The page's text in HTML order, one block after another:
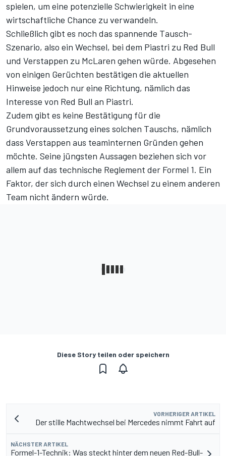
spielen, um eine potenzielle Schwierigkeit in eine
wirtschaftliche Chance zu verwandeln.
Schließlich gibt es noch das spannende Tausch-
Szenario, also ein Wechsel, bei dem Piastri zu Red Bull
und Verstappen zu McLaren gehen würde. Abgesehen
von einigen Gerüchten bestätigen die aktuellen
Hinweise jedoch nur eine Richtung, nämlich das
Interesse von Red Bull an Piastri.
Zudem gibt es keine Bestätigung für die
Grundvoraussetzung eines solchen Tauschs, nämlich
dass Verstappen aus teaminternen Gründen gehen
möchte. Seine jüngsten Aussagen beziehen sich vor
allem auf das technische Reglement der Formel 1. Ein
Faktor, der sich durch einen Wechsel zu einem anderen
Team nicht ändern würde.
Diese Story teilen oder speichern
VORHERIGER ARTIKEL
Der stille Machtwechsel bei Mercedes nimmt Fahrt auf
NÄCHSTER ARTIKEL
Formel-1-Technik: Was steckt hinter dem neuen Red-Bull-